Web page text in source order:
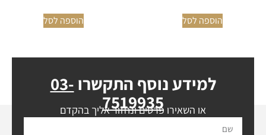
הוספה לסל הוספה לסל
למידע נוסף התקשרו 03-
7519935
או השאירו פרטים ונחזור אליך בהקדם